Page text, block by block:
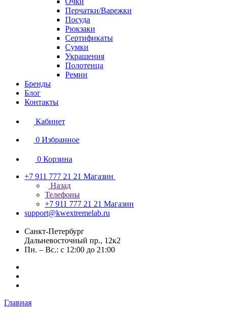
Перчатки/Варежки
Посуда
Рюкзаки
Сертификаты
Сумки
Украшения
Полотенца
Ремни
Бренды
Блог
Контакты
Кабинет
0 Избранное
0 Корзина
+7 911 777 21 21 Магазин
Назад
Телефоны
+7 911 777 21 21 Магазин
support@kwextremelab.ru
Санкт-Петербург
Дальневосточный пр., 12к2
Пн. – Вс.: с 12:00 до 21:00
Главная